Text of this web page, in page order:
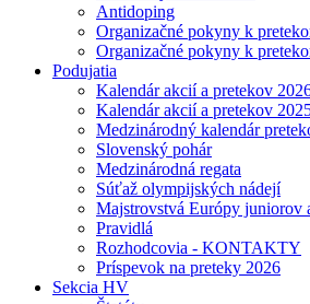
Antidoping
Organizačné pokyny k
Organizačné pokyny k
Podujatia
Kalendár akcií a pretekov
Kalendár akcií a pretekov
Medzinárodný kalendár
Slovenský pohár
Medzinárodná regata
Súťaž olympijských nádejí
Majstrovstvá Európy juniorov
Pravidlá
Rozhodcovia - KONTAKTY
Príspevok na preteky 2026
Sekcia HV